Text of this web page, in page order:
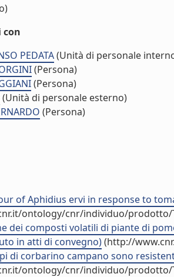
con
PEDATA(Unità di personale
(Persona)
(Persona)
(Unità di personale esterno)
(Persona)
of Aphidius ervi in response to
ontology/cnr/individuo/prodotto/
dei composti volatili di piante di
in atti di convegno)(http://
di corbarino campano sono
ontology/cnr/individuo/prodotto/